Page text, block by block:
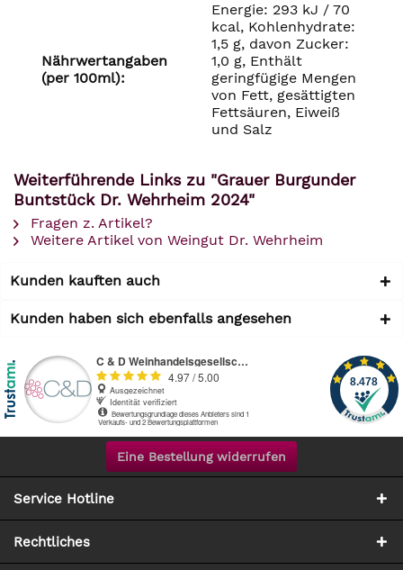
Nährwertangaben
(per 100ml):
Energie: 293 kJ / 70
kcal, Kohlenhydrate:
1,5 g, davon Zucker:
1,0 g, Enthält
geringfügige Mengen
von Fett, gesättigten
Fettsäuren, Eiweiß
und Salz
Weiterführende Links zu "Grauer Burgunder
Buntstück Dr. Wehrheim 2024"
Fragen z. Artikel?
Weitere Artikel von Weingut Dr. Wehrheim
Kunden kauften auch
Kunden haben sich ebenfalls angesehen
Eine Bestellung widerrufen
Service Hotline
Rechtliches